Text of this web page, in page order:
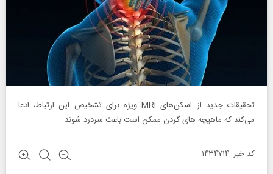
تحقیقات جدید از اسکن‌های MRI ویژه برای تشخیص این ارتباط، ادعا
می‌کند که ماهیچه‌ های گردن ممکن است باعث سردرد شوند.
کد خبر: ۱۴۳۴۷۱۴